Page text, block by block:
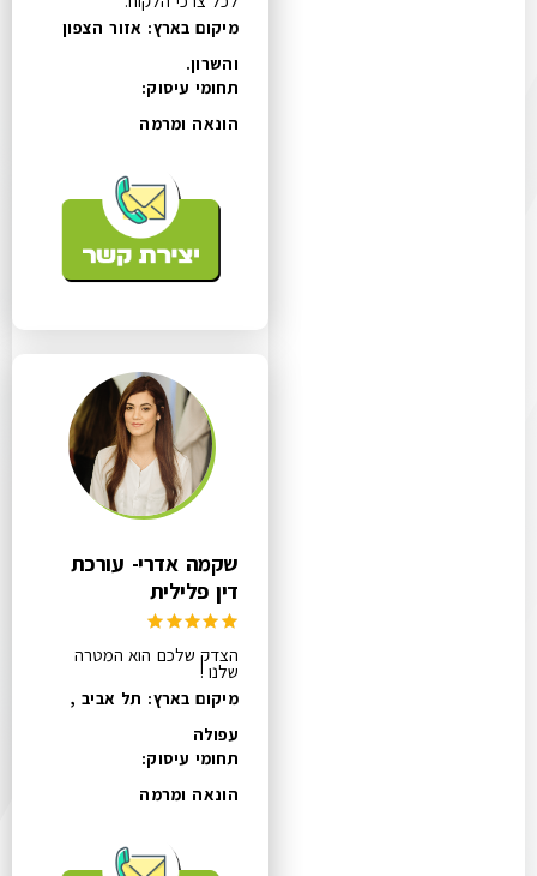
מיקום בארץ: אזור הצפון
והשרון.
תחומי עיסוק:
הונאה ומרמה
שקמה אדרי- עורכת
דין פלילית
הצדק שלכם הוא המטרה
שלנו !
מיקום בארץ: תל אביב ,
עפולה
תחומי עיסוק:
הונאה ומרמה